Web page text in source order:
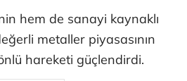
hem de sanayi kaynaklı
metaller piyasasının
hareketi güçlendirdi.